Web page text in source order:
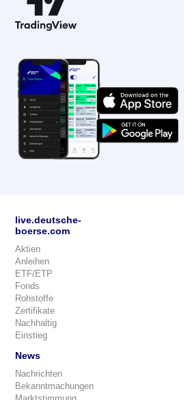
live.deutsche-
boerse.com
Aktien
Anleihen
ETF/ETP
Fonds
Rohstoffe
Zertifikate
Nachhaltig
Einstieg
News
Nachrichten
Bekanntmachungen